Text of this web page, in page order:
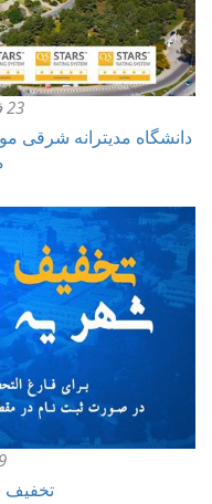
23 فروردین 1400
دانشگاه مدیترانه شرقی
19
تخفیف